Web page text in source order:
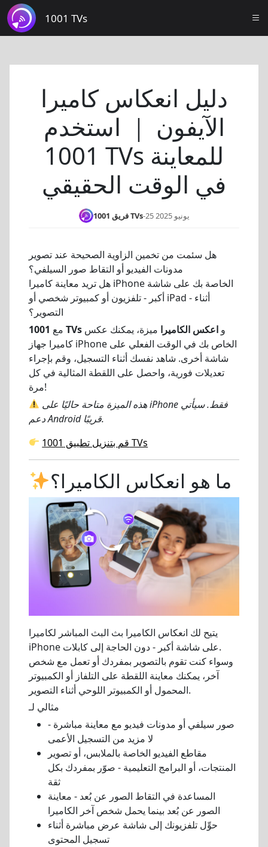
1001 TVs
دليل انعكاس كاميرا
الآيفون ｜ استخدم
1001 TVs للمعاينة
في الوقت الحقيقي
فريق 1001 TVs- 25 يونيو 2025
هل سئمت من تخمين الزاوية الصحيحة عند تصوير
مدونات الفيديو أو التقاط صور السيلفي؟
هل تريد معاينة كاميرا iPhone الخاصة بك على شاشة
أكبر - تلفزيون أو كمبيوتر شخصي أو iPad - أثناء
التصوير؟
مع 1001 TVs و اعكس الكاميرا ميزة، يمكنك عكس
كاميرا جهاز iPhone الخاص بك في الوقت الفعلي على
شاشة أخرى. شاهد نفسك أثناء التسجيل، وقم بإجراء
تعديلات فورية، واحصل على اللقطة المثالية في كل
مرة!
هذه الميزة متاحة حاليًا على iPhone فقط. سيأتي
دعم Android قريبًا.
قم بتنزيل تطبيق 1001 TVs
ما هو انعكاس الكاميرا؟
يتيح لك انعكاس الكاميرا بث البث المباشر لكاميرا
iPhone على شاشة أكبر - دون الحاجة إلى كابلات.
وسواء كنت تقوم بالتصوير بمفردك أو تعمل مع شخص
آخر، يمكنك معاينة اللقطة على التلفاز أو الكمبيوتر
المحمول أو الكمبيوتر اللوحي أثناء التصوير.
مثالي لـ
صور سيلفي أو مدونات فيديو مع معاينة مباشرة -
لا مزيد من التسجيل الأعمى
مقاطع الفيديو الخاصة بالملابس، أو تصوير
المنتجات، أو البرامج التعليمية - صوّر بمفردك بكل
ثقة
المساعدة في التقاط الصور عن بُعد - معاينة
الصور عن بُعد بينما يحمل شخص آخر الكاميرا
حوِّل تلفزيونك إلى شاشة عرض مباشرة أثناء
تسجيل المحتوى